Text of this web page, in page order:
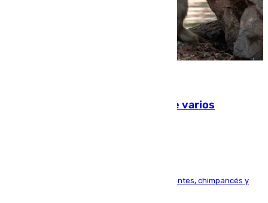
Estudiarán el comportamiento de varios
Bioparc Valencia analizará la reacción de elefantes, chimpancés y